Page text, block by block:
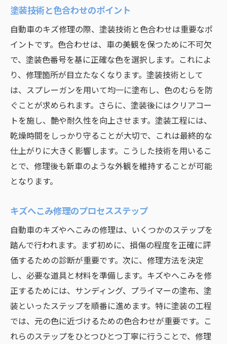
地域の口コミから探す修理店
修理ライセンスと資格の確認
修理店訪問時のチェックポイント
自動車のキズへこみを防ぐための定期メンテナ
ンスの重要性
定期メンテナンスで防げるトラブル
メンテナンススケジュールの立て方
キズやへこみを未然に防ぐ方法
プロによるメンテナンスのすすめ
自分でできる日常メンテナンス
定期点検の重要なチェックポイント
経験がもたらす修理の精度
技術者の経験年数とその信頼性
長年の経験が生む高品質な仕上がり
技術革新と経験のバランス
経験豊富な技術者の選び方
修理の成功を左右する経験の重要性
寝屋川市で自動車のキズへこみ修理を成功させ
るためのポイント
塗装技術と色合わせのポイント
自動車のキズ修理の際、塗装技術と色合わせは重要なポ
イントです。色合わせは、車の美観を保つために不可欠
で、塗装色番号を基に正確な色を選択します。これによ
り、修理箇所が目立たなくなります。塗装技術として
は、スプレーガンを用いて均一に塗布し、色のむらを防
ぐことが求められます。さらに、塗装後にはクリアコー
トを施し、艶や耐久性を向上させます。塗装工程には、
乾燥時間をしっかり守ることが大切で、これは最終的な
仕上がりに大きく影響します。こうした技術を用いるこ
とで、修理後も新車のような外観を維持することが可能
となります。
キズへこみ修理のプロセスステップ
自動車のキズやへこみの修理は、いくつかのステップを
踏んで行われます。まず初めに、損傷の程度を正確に評
価するための診断が重要です。次に、修理方法を決定
し、必要な道具と材料を準備します。キズやへこみを修
正するためには、サンディング、プライマーの塗布、塗
装といったステップを順番に進めます。特に塗装の工程
では、元の色に近づけるための色合わせが重要です。こ
れらのステップをひとつひとつ丁寧に行うことで、修理